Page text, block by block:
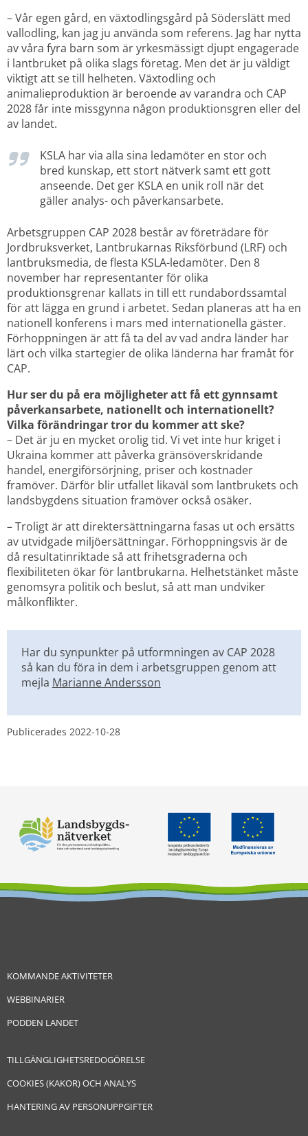
– Vår egen gård, en växtodlingsgård på Söderslätt med
vallodling, kan jag ju använda som referens. Jag har nytta
av våra fyra barn som är yrkesmässigt djupt engagerade
i lantbruket på olika slags företag. Men det är ju väldigt
viktigt att se till helheten. Växtodling och
animalieproduktion är beroende av varandra och CAP
2028 får inte missgynna någon produktionsgren eller del
av landet.
KSLA har via alla sina ledamöter en stor och
bred kunskap, ett stort nätverk samt ett gott
anseende. Det ger KSLA en unik roll när det
gäller analys- och påverkansarbete.
Arbetsgruppen CAP 2028 består av företrädare för
Jordbruksverket, Lantbrukarnas Riksförbund (LRF) och
lantbruksmedia, de flesta KSLA-ledamöter. Den 8
november har representanter för olika
produktionsgrenar kallats in till ett rundabordssamtal
för att lägga en grund i arbetet. Sedan planeras att ha en
nationell konferens i mars med internationella gäster.
Förhoppningen är att få ta del av vad andra länder har
lärt och vilka startegier de olika länderna har framåt för
CAP.
Hur ser du på era möjligheter att få ett gynnsamt
påverkansarbete, nationellt och internationellt?
Vilka förändringar tror du kommer att ske?
– Det är ju en mycket orolig tid. Vi vet inte hur kriget i
Ukraina kommer att påverka gränsöverskridande
handel, energiförsörjning, priser och kostnader
framöver. Därför blir utfallet likaväl som lantbrukets och
landsbygdens situation framöver också osäker.
– Troligt är att direktersättningarna fasas ut och ersätts
av utvidgade miljöersättningar. Förhoppningsvis är de
då resultatinriktade så att frihetsgraderna och
flexibiliteten ökar för lantbrukarna. Helhetstänket måste
genomsyra politik och beslut, så att man undviker
målkonflikter.
Har du synpunkter på utformningen av CAP 2028
så kan du föra in dem i arbetsgruppen genom att
mejla Marianne Andersson
Publicerades 2022-10-28
KOMMANDE AKTIVITETER
WEBBINARIER
PODDEN LANDET
TILLGÄNGLIGHETSREDOGÖRELSE
COOKIES (KAKOR) OCH ANALYS
HANTERING AV PERSONUPPGIFTER